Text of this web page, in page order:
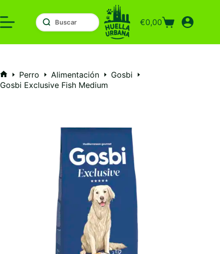
al
contenido
Carro
compra
€0,00
Inicio
Perro Alimentación
Gosbi
Gosbi Exclusive Fish Medium